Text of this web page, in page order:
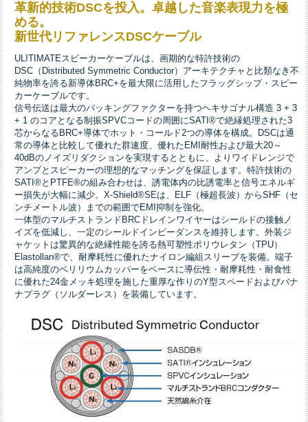
革新的技術DSCを投入。卓越した音楽表現力を極
める。
新世代リファレンスDSCケーブル
ULITIMATEスピーカーケーブルは、画期的な特許技術の
DSC（Distributed Symmetric Conductor）アーキテクチャと比類なき不
純物率を誇る新導体BRC+を最大限に活用したフラッグシップ・スピー
カーケーブルです。
信号伝送は最大のパッキングファクターを持つヘキサゴナル構造 3 + 3
+ 1 のコアとなる制振SPVCコードの周囲にSATI®で絶縁処理された3
芯からなるBRC+導体でホット・コールド2つの導体を構成。DSCは通
常の導体と比較して優れた群速度、優れたEMI耐性および最大20～
40dBのノイズリダクションを実現するとともに、よりワイドレンジで
アンプとスピーカーの理想的なマッチングを保証します。特許技術の
SATI®とPTFE®の組み合わせは、誘電体内の比誘電率と信号エネルギ
ー損失が大幅に減少。X-Shield®SEは、ELF（極超長波）からSHF（セ
ンチメートル波）までの範囲でEMI抑制を強化。
一体型のマルチストランドBRCドレインワイヤーはシールドの接触ノ
イズを低減し、一定のシールドインピーダンスを維持します。外装ジ
ャケットは驚異的な絶縁性能を誇る熱可塑性ポリウレタン（TPU）
Elastollan®で、耐摩耗性に優れたナイロン編組スリーブを装備。端子
は高純度のベリリウムカッパーをベースに導伝性・耐摩耗性・耐食性
に優れた24金メッキ処理を施した重厚な作りのY型スペードおよびバナ
ナプラグ（ソルダーレス）を装備しています。